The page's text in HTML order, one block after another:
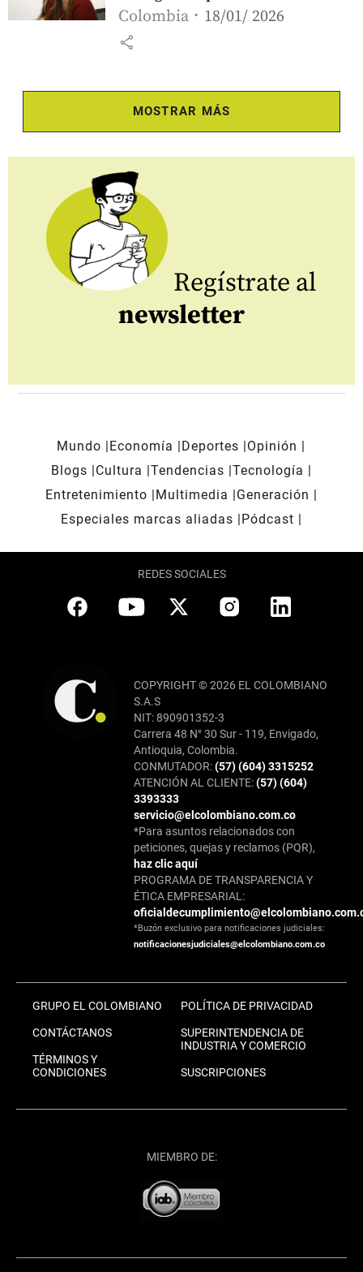
Colombia 18/01/ 2026
share
MOSTRAR MÁS
Regístrate al
newsletter
Mundo Economía Deportes
Opinión
Blogs
Cultura Tendencias Tecnología
Entretenimiento
Multimedia
Generación
Especiales marcas aliadas
Pódcast
REDES SOCIALES
COPYRIGHT © 2026 EL COLOMBIANO
S.A.S
NIT: 890901352-3
Carrera 48 N° 30 Sur - 119, Envigado,
Antioquia, Colombia.
CONMUTADOR:(57) (604) 3315252
ATENCIÓN AL CLIENTE:(57) (604)
3393333
servicio@elcolombiano.com.co
*Para asuntos relacionados con
peticiones, quejas y reclamos (PQR),
haz clic aquí
PROGRAMA DE TRANSPARENCIA Y
ÉTICA EMPRESARIAL:
*Buzón exclusivo para notificaciones judiciales:
notificacionesjudiciales@elcolombiano.com.co
GRUPO EL COLOMBIANO
CONTÁCTANOS
TÉRMINOS Y
CONDICIONES
POLÍTICA DE PRIVACIDAD
SUPERINTENDENCIA DE
INDUSTRIA Y COMERCIO
SUSCRIPCIONES
MIEMBRO DE: